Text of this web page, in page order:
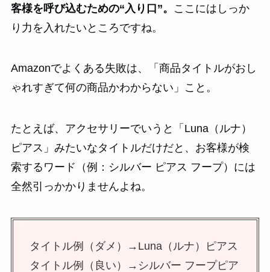
客様を呼び込むための“入り口”。
ここにはしっか
り力を入れたいところですね。
Amazonでよくある失敗は、「商品タイトルがおし
ゃれすぎて何の商品かわからない」こと。
たとえば、アクセサリーでいうと「Luna（ルナ）
ピアス」みたいなタイトルだけだと、お客様が検
索するワード（例：シルバー ピアス フープ）には
全然引っかかりませんよね。
タイトル例（ダメ）→Luna（ルナ）ピアス
タイトル例（良い）→シルバー フープピア